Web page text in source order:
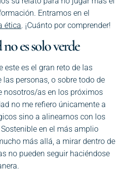
Entramos en el
ética. ¡Cuánto por comprender!
es solo verde
este es el gran reto de las
las personas, o sobre todo de
nosotros/as en los próximos
no me refiero únicamente a
sino a alinearnos con los
en el más amplio
más allá, a mirar dentro de
no pueden seguir haciéndose